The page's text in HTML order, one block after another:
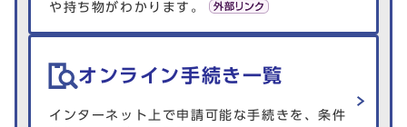
や持ち物がわかります。
オンライン手続き一覧
インターネット上で申請可能な手続きを、条件